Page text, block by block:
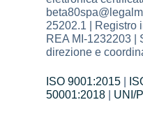
25202.1 | Registro
REA MI-1232203 |
direzione e
ISO 9001:2015|
50001:2018| UNI/